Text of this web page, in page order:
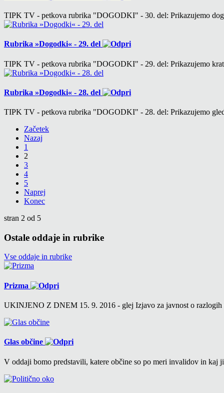
TIPK TV - petkova rubrika "DOGODKI" - 30. del: Prikazujemo
Rubrika »Dogodki« - 29. del
TIPK TV - petkova rubrika "DOGODKI" - 29. del: Prikazujemo
Rubrika »Dogodki« - 28. del
TIPK TV - petkova rubrika "DOGODKI" - 28. del: Prikazujemo
Začetek
Nazaj
1
2
3
4
5
Naprej
Konec
stran 2 od 5
Ostale oddaje in rubrike
Vse oddaje in rubrike
Prizma
UKINJENO Z DNEM 15. 9. 2016 - glej Izjavo za javnost o
Glas občine
V oddaji bomo predstavili, katere občine so po meri invalidov in kaj